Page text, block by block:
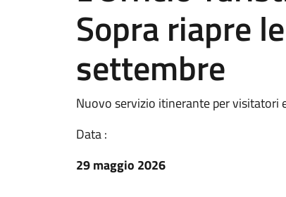
Sopra riapre
settembre
Nuovo servizio itinerante per visitatori
Data :
29 maggio 2026